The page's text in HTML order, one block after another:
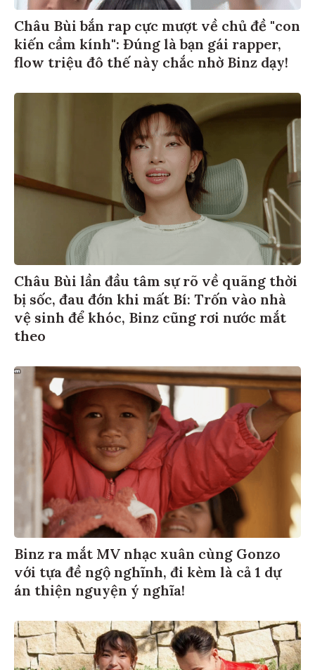
Châu Bùi bắn rap cực mượt về chủ đề "con
kiến cầm kính": Đúng là bạn gái rapper,
flow triệu đô thế này chắc nhờ Binz dạy!
Châu Bùi lần đầu tâm sự rõ về quãng thời
bị sốc, đau đớn khi mất Bí: Trốn vào nhà
vệ sinh để khóc, Binz cũng rơi nước mắt
theo
Binz ra mắt MV nhạc xuân cùng Gonzo
với tựa đề ngộ nghĩnh, đi kèm là cả 1 dự
án thiện nguyện ý nghĩa!